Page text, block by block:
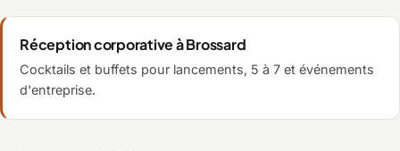
Réception corporative à Brossard
Cocktails et buffets pour lancements, 5 à 7 et événements
d'entreprise.